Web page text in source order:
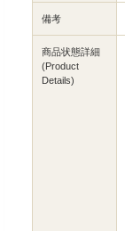
備考
商品状態詳細
(Product
Details)